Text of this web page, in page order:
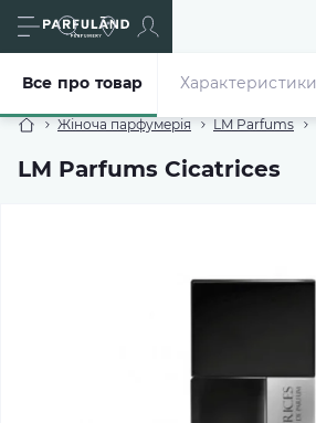
Жіноча парфумерія LM Parfums
LM Parfums Cicatrices
Все про товар Характеристики